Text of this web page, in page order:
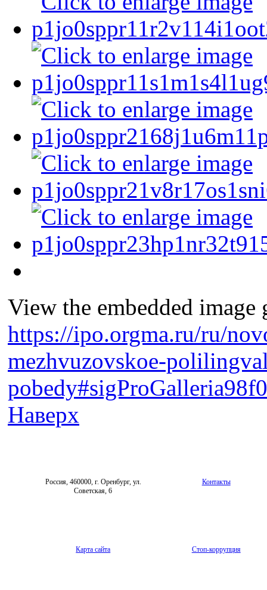
View the embedded
https://ipo.orgma.ru/ru/
mezhvuzovskoe-
Наверх
Россия, 460000, г. Оренбург, ул.
Советская, 6
Контакты
Карта сайта Стоп-коррупция